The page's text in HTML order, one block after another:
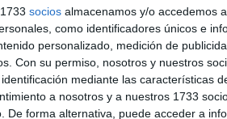
socios almacenamos y/o accedemos
como identificadores únicos e
personalizado, medición de
Con su permiso, nosotros y nuestros
mediante las características
a nosotros y a nuestros 1733
De forma alternativa, puede acceder a
con Nador, quedan restablecidos